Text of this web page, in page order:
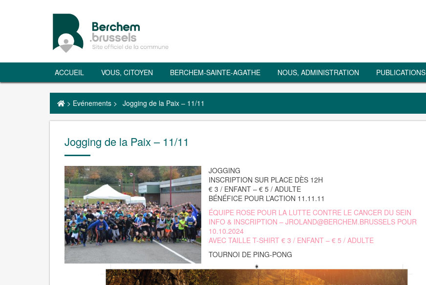
ACCUEIL VOUS, CITOYEN BERCHEM-SAINTE-AGATHE NOUS, ADMINISTRATION PUBLICATIONS
> Evénements > Jogging de la Paix – 11/11
Jogging de la Paix – 11/11
JOGGING
INSCRIPTION SUR PLACE DÈS 12H
€ 3 / ENFANT – € 5 / ADULTE
BÉNÉFICE POUR L’ACTION 11.11.11
ÉQUIPE ROSE POUR LA LUTTE CONTRE LE CANCER DU SEIN
INFO & INSCRIPTION – JROLAND@BERCHEM.BRUSSELS POUR
10.10.2024
AVEC TAILLE T-SHIRT € 3 / ENFANT – € 5 / ADULTE
TOURNOI DE PING-PONG